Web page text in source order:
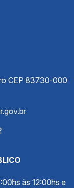
CEP 83730-000
às 12:00hs e